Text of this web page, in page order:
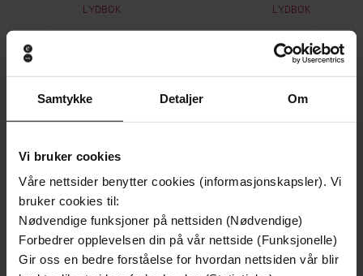
Samtykke Detaljer Om
Vi bruker cookies
Våre nettsider benytter cookies (informasjonskapsler). Vi
bruker cookies til:
Nødvendige funksjoner på nettsiden (Nødvendige)
Forbedrer opplevelsen din på vår nettside (Funksjonelle)
Gir oss en bedre forståelse for hvordan nettsiden vår blir
LYDBOK LYDBOK
Andre har også kjøpt
Vinner av Rivertonprisen